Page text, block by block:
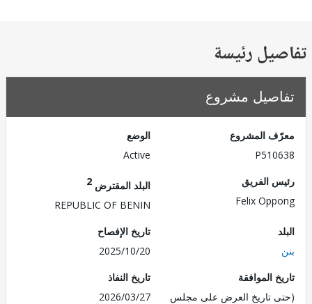
رئيسة
مشروع
المشروع
الفريق
Felix
البلد المقترض
REPUBLIC OF BENIN
تاريخ الإفصاح
2025/10/20
الموافقة
تاريخ العرض على مجلس
تاريخ النفاذ
2026/03/27